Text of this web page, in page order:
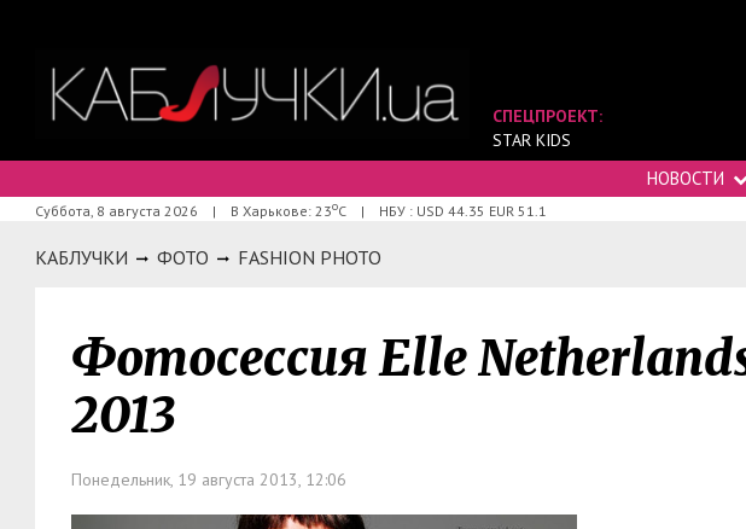
СПЕЦПРОЕКТ:
STAR KIDS
НОВОСТИ
Суббота, 8 августа 2026 | В Харькове: 23оС | НБУ : USD 44.35 EUR 51.1
КАБЛУЧКИ ФОТО FASHION PHOTO
Фотосессия Elle
2013
Понедельник, 19 августа 2013, 12:06